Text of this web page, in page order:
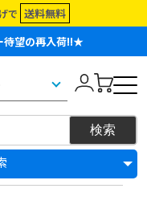
で 送料無料
待望の再入荷!!★